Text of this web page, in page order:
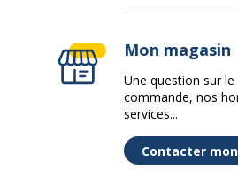
Mon magasin
Une question sur
commande, nos
services...
Contacter